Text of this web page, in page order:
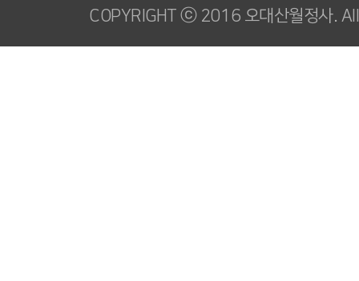
COPYRIGHT ⓒ 2016 오대산월정사.